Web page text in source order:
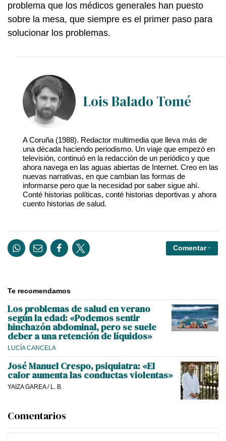
problema que los médicos generales han puesto
sobre la mesa, que siempre es el primer paso para
solucionar los problemas.
Lois Balado Tomé
A Coruña (1988). Redactor multimedia que lleva más de
una década haciendo periodismo. Un viaje que empezó en
televisión, continuó en la redacción de un periódico y que
ahora navega en las aguas abiertas de Internet. Creo en las
nuevas narrativas, en que cambian las formas de
informarse pero que la necesidad por saber sigue ahí.
Conté historias políticas, conté historias deportivas y ahora
cuento historias de salud.
Comentar ·
Te recomendamos
Los problemas de salud en verano
según la edad: «Podemos sentir
hinchazón abdominal, pero se suele
deber a una retención de líquidos»
LUCÍA CANCELA
José Manuel Crespo, psiquiatra: «El
calor aumenta las conductas violentas»
YAIZA GAREA/ L. B.
Comentarios